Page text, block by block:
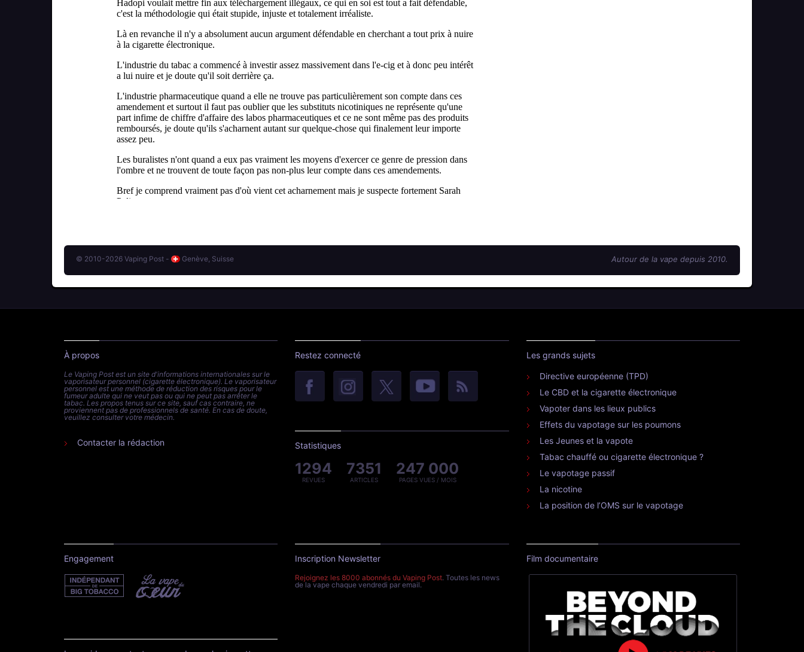
© 2010-2026 Vaping Post - Genève, Suisse Autour de la vape depuis 2010.
À propos
Le Vaping Post est un site d'informations internationales sur le
vaporisateur personnel (cigarette électronique). Le vaporisateur
personnel est une méthode de réduction des risques pour le
fumeur adulte qui ne veut pas ou qui ne peut pas arrêter le
tabac. Les propos tenus sur ce site, sauf cas contraire, ne
proviennent pas de professionnels de santé. En cas de doute,
veuillez consulter votre médecin.
Contacter la rédaction
Restez connecté
Statistiques
1294
REVUES
7351
ARTICLES
247 000
PAGES VUES / MOIS
Les grands sujets
Directive européenne (TPD)
Le CBD et la cigarette électronique
Vapoter dans les lieux publics
Effets du vapotage sur les poumons
Les Jeunes et la vapote
Tabac chauffé ou cigarette électronique ?
Le vapotage passif
La nicotine
La position de l’OMS sur le vapotage
Engagement Inscription Newsletter
Rejoignez les 8000 abonnés du Vaping Post. Toutes les news
de la vape chaque vendredi par email.
Film documentaire